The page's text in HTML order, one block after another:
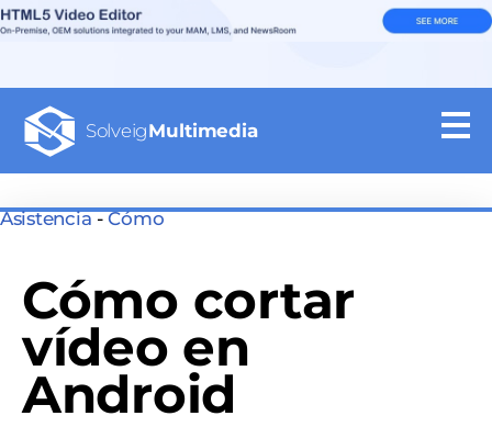
SolveigMultimedia
Asistencia-Cómo
Cómo cortar
vídeo en
Android